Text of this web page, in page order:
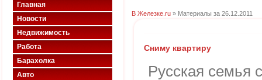
Главная
Новости
Недвижимость
Работа
Барахолка
Авто
В Железке.ru » Материалы за 26.12.2011
Сниму квартиру
Русская семья